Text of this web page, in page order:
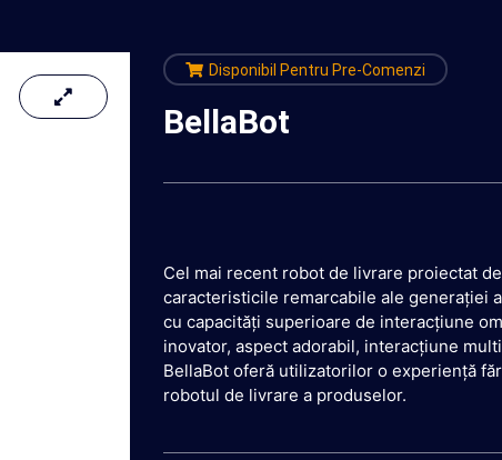
Disponibil Pentru Pre-Comenzi
BellaBot
Cel mai recent robot de livrare proiectat
caracteristicile remarcabile ale generației
cu capacități superioare de interacțiune
inovator, aspect adorabil, interacțiune
BellaBot oferă utilizatorilor o experiență
robotul de livrare a produselor.